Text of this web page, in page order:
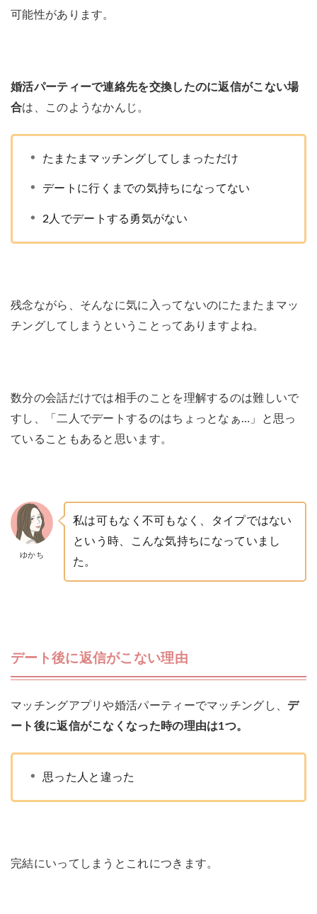
可能性があります。
婚活パーティーで連絡先を交換したのに返信がこない場
合は、このようなかんじ。
たまたまマッチングしてしまっただけ
デートに行くまでの気持ちになってない
2人でデートする勇気がない
残念ながら、そんなに気に入ってないのにたまたまマッ
チングしてしまうということってありますよね。
数分の会話だけでは相手のことを理解するのは難しいで
すし、「二人でデートするのはちょっとなぁ…」と思っ
ていることもあると思います。
ゆかち
私は可もなく不可もなく、タイプではない
という時、こんな気持ちになっていまし
た。
デート後に返信がこない理由
マッチングアプリや婚活パーティーでマッチングし、 デ
ート後に返信がこなくなった時の理由は1つ。
思った人と違った
完結にいってしまうとこれにつきます。